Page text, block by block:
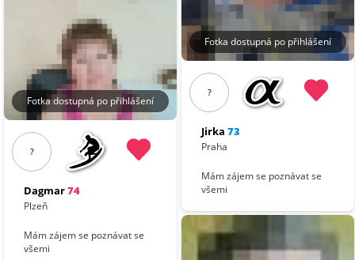
Fotka dostupná po přihlášení
?
Dagmar74
Plzeň
Mám zájem se poznávat se
všemi
Fotka dostupná po přihlášení
?
Jirka 73
Praha
Mám zájem se poznávat se
všemi